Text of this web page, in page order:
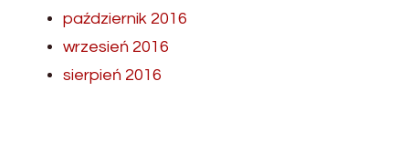
październik 2016
wrzesień 2016
sierpień 2016